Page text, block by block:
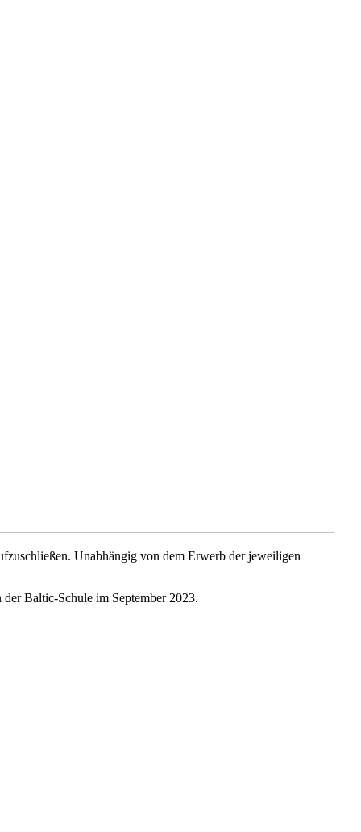
Unabhängig von dem Erwerb der jeweiligen
Baltic-Schule im September 2023.